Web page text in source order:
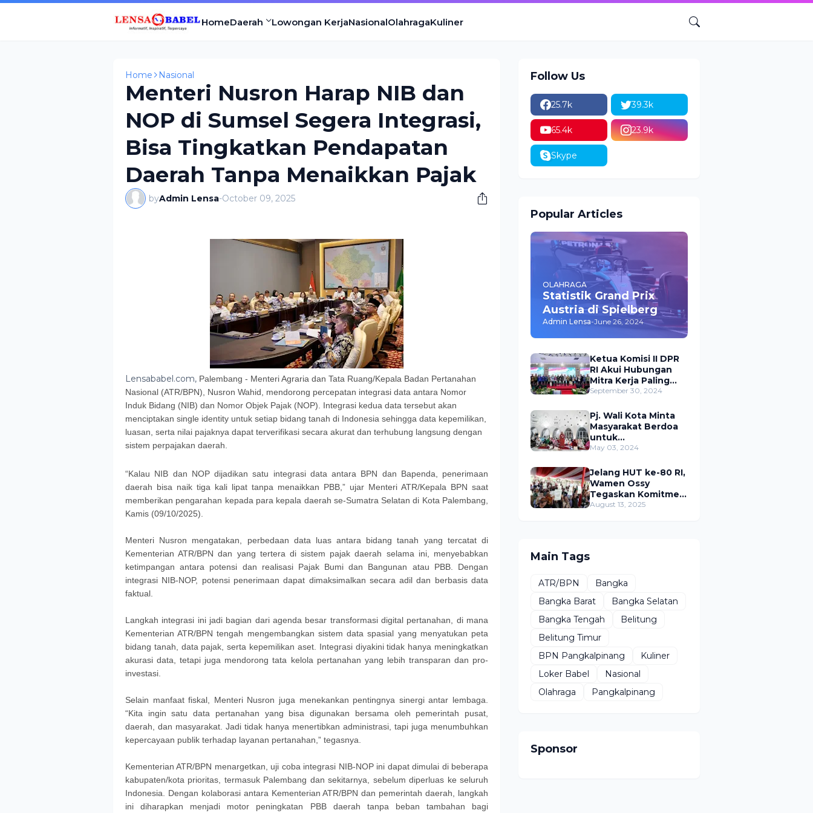
HomeDaerah Lowongan KerjaNasionalOlahragaKuliner
Home Nasional
Menteri Nusron Harap NIB dan
NOP di Sumsel Segera Integrasi,
Bisa Tingkatkan Pendapatan
Daerah Tanpa Menaikkan Pajak
byAdmin Lensa-October 09, 2025
Lensababel.com, Palembang - Menteri Agraria dan Tata Ruang/Kepala Badan Pertanahan
Nasional (ATR/BPN), Nusron Wahid, mendorong percepatan integrasi data antara Nomor
Induk Bidang (NIB) dan Nomor Objek Pajak (NOP). Integrasi kedua data tersebut akan
menciptakan single identity untuk setiap bidang tanah di Indonesia sehingga data kepemilikan,
luasan, serta nilai pajaknya dapat terverifikasi secara akurat dan terhubung langsung dengan
sistem perpajakan daerah.
“Kalau NIB dan NOP dijadikan satu integrasi data antara BPN dan Bapenda, penerimaan
daerah bisa naik tiga kali lipat tanpa menaikkan PBB,” ujar Menteri ATR/Kepala BPN saat
memberikan pengarahan kepada para kepala daerah se-Sumatra Selatan di Kota Palembang,
Kamis (09/10/2025).
Menteri Nusron mengatakan, perbedaan data luas antara bidang tanah yang tercatat di
Kementerian ATR/BPN dan yang tertera di sistem pajak daerah selama ini, menyebabkan
ketimpangan antara potensi dan realisasi Pajak Bumi dan Bangunan atau PBB. Dengan
integrasi NIB-NOP, potensi penerimaan dapat dimaksimalkan secara adil dan berbasis data
faktual.
Langkah integrasi ini jadi bagian dari agenda besar transformasi digital pertanahan, di mana
Kementerian ATR/BPN tengah mengembangkan sistem data spasial yang menyatukan peta
bidang tanah, data pajak, serta kepemilikan aset. Integrasi diyakini tidak hanya meningkatkan
akurasi data, tetapi juga mendorong tata kelola pertanahan yang lebih transparan dan pro-
investasi.
Selain manfaat fiskal, Menteri Nusron juga menekankan pentingnya sinergi antar lembaga.
“Kita ingin satu data pertanahan yang bisa digunakan bersama oleh pemerintah pusat,
daerah, dan masyarakat. Jadi tidak hanya menertibkan administrasi, tapi juga menumbuhkan
kepercayaan publik terhadap layanan pertanahan,” tegasnya.
Kementerian ATR/BPN menargetkan, uji coba integrasi NIB-NOP ini dapat dimulai di beberapa
kabupaten/kota prioritas, termasuk Palembang dan sekitarnya, sebelum diperluas ke seluruh
Indonesia. Dengan kolaborasi antara Kementerian ATR/BPN dan pemerintah daerah, langkah
ini diharapkan menjadi motor peningkatan PBB daerah tanpa beban tambahan bagi
Follow Us
25.7k 39.3k
65.4k 23.9k
Skype
Popular Articles
OLAHRAGA
Statistik Grand Prix
Austria di Spielberg
Admin Lensa-June 26, 2024
Ketua Komisi II DPR
RI Akui Hubungan
Mitra Kerja Paling
Akrab dengan
ATR/BPN
September 30, 2024
Pj. Wali Kota Minta
Masyarakat Berdoa
untuk
Pangkalpinang,
di 2024 Berjalan
Lancar
May 03, 2024
Jelang HUT ke-80 RI,
Wamen Ossy
Tegaskan Komitmen
Presiden Prabowo
August 13, 2025
Main Tags
ATR/BPN
Bangka
Bangka Barat
Bangka Selatan
Bangka Tengah
Belitung
Belitung Timur
BPN Pangkalpinang
Kuliner
Loker Babel
Nasional
Olahraga
Pangkalpinang
Sponsor